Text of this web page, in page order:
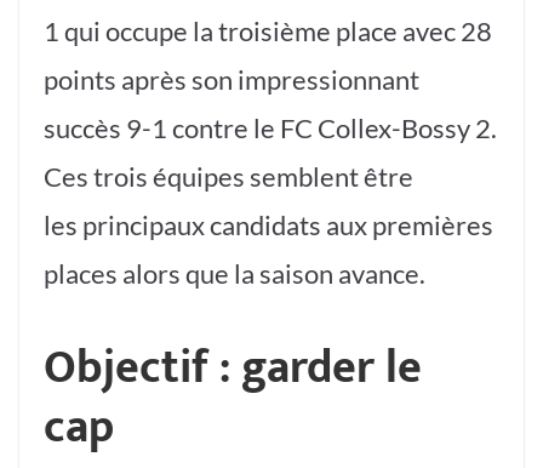
1 qui occupe la troisième place avec 28
points après son impressionnant
succès 9-1 contre le FC Collex-Bossy 2.
Ces trois équipes semblent être
les principaux candidats aux premières
places alors que la saison avance.
Objectif : garder le
cap